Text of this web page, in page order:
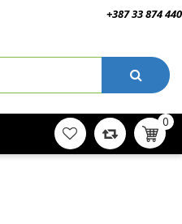
+387 33 874 440
0